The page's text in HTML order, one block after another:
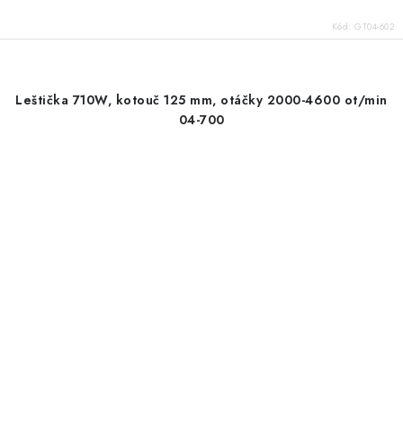
Kód: GT04-602
Leštička 710W, kotouč 125 mm, otáčky 2000-4600 ot/min
04-700